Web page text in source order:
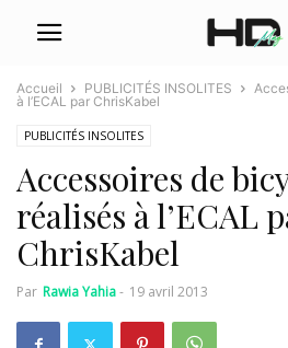
Accueil PUBLICITÉS INSOLITES
à l’ECAL par ChrisKabel
PUBLICITÉS INSOLITES
Accessoires de
réalisés à l’ECAL
ChrisKabel
Par Rawia Yahia- 19 avril 2013